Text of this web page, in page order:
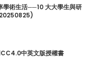
學術生活──10 大大學生與研
中英文版授權書